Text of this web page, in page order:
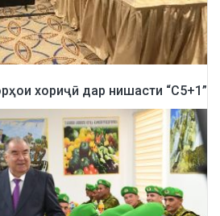
хориҷӣ дар нишасти “С5+1”